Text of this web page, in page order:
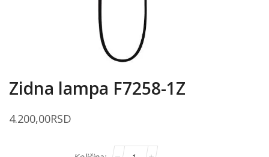
Zidna lampa F7258-1Z
4.200,00RSD